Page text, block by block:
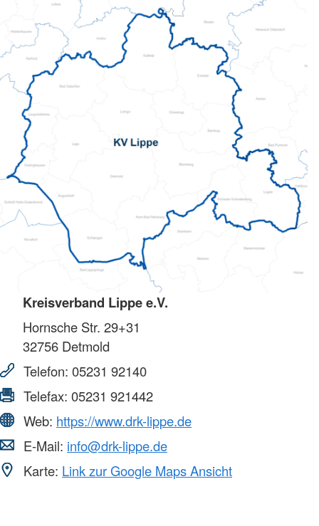
Kreisverband Lippe e.V.
Hornsche Str. 29+31
32756 Detmold
Telefon: 05231 92140
Telefax: 05231 921442
Web: https://www.drk-lippe.de
E-Mail: info@drk-lippe.de
Karte: Link zur Google Maps Ansicht